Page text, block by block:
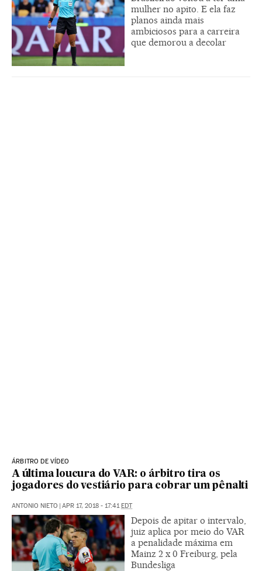
mulher no apito. E ela faz
planos ainda mais
ambiciosos para a carreira
que demorou a decolar
ÁRBITRO DE VÍDEO
A última loucura do VAR: o árbitro tira os
jogadores do vestiário para cobrar um pênalti
ANTONIO NIETO APR 17, 2018 - 17:41 EDT
Depois de apitar o intervalo,
juiz aplica por meio do VAR
a penalidade máxima em
Mainz 2 x 0 Freiburg, pela
Bundesliga